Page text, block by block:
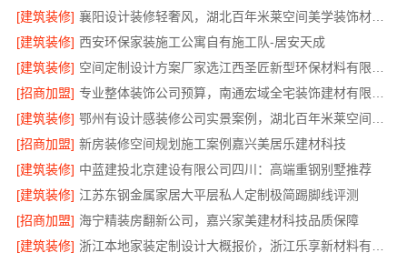
[建筑装修]
襄阳设计装修轻奢风，湖北百年米莱空间美学装饰材料有限公司
[建筑装修] 西安环保家装施工公寓自有施工队-居安天成
[建筑装修]
[招商加盟]
[建筑装修]
[招商加盟] 新房装修空间规划施工案例嘉兴美居乐建材科技
[建筑装修] 中蓝建投北京建设有限公司四川：高端重钢别墅推荐
[建筑装修] 江苏东钢金属家居大平层私人定制极简踢脚线评测
[招商加盟] 海宁精装房翻新公司，嘉兴家美建材科技品质保障
[建筑装修]